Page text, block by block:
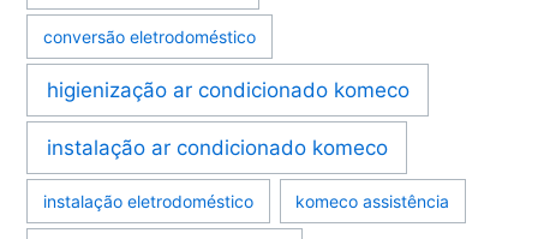
conversão eletrodoméstico
higienização ar condicionado komeco
instalação ar condicionado komeco
instalação eletrodoméstico komeco assistência